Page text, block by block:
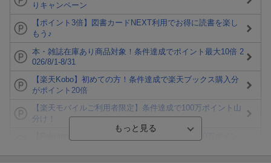
りキャンペーン
【ポイント3倍】図書カードNEXT利用でお得に読書を楽し
もう♪
本・雑誌在庫あり商品対象！条件達成でポイント最大10倍 2
026/8/1-8/31
【楽天Kobo】初めての方！条件達成で楽天ブックス購入分
がポイント20倍
【楽天モバイルご利用者限定】条件達成で100万ポイント山
分け！